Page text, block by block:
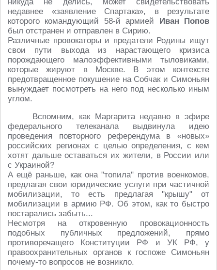
недавнее «заявление Спартака», в результате
которого командующий 58-й армией Иван Попов
был отстранен и отправлен в Сирию.
Различные провокаторы и предатели Родины ищут
свои пути выхода из нарастающего кризиса
порождающего малоэффективными тыловиками,
которые жируют в Москве. В этом контексте
предотвращенное покушение на Собчак и Симоньян
вынуждает посмотреть на него под несколько иным
углом.
Вспомним, как Маргарита недавно в эфире
федерального телеканала выдвинула идею
проведения повторного референдума в «новых»
российских регионах с целью определения, с кем
хотят дальше оставаться их жители, в России или
с Украиной?
А ещё раньше, как она "топила" против военкомов,
предлагая свои юридические услуги при частичной
мобилизации, то есть предлагая "крышу" от
мобилизации в армию РФ. Об этом, как то быстро
постарались забыть...
Несмотря на откровенную провокационность
подобных публичных предложений, прямо
противоречащего Конституции РФ и УК РФ, у
правоохранительных органов к госпоже Симоньян
почему-то вопросов не возникло.